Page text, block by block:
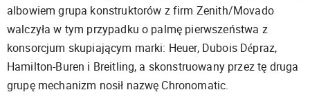
albowiem grupa konstruktorów z firm Zenith/Movado
walczyła w tym przypadku o palmę pierwszeństwa z
konsorcjum skupiającym marki: Heuer, Dubois Dépraz,
Hamilton-Buren i Breitling, a skonstruowany przez tę druga
grupę mechanizm nosił nazwę Chronomatic.